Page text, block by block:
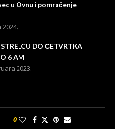
u Ovnu i pomračenje
2024.
STRELCU DO ČETVRTKA
6 AM
2023.
0